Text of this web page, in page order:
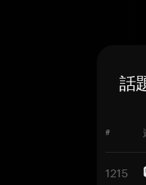
話
#
1215